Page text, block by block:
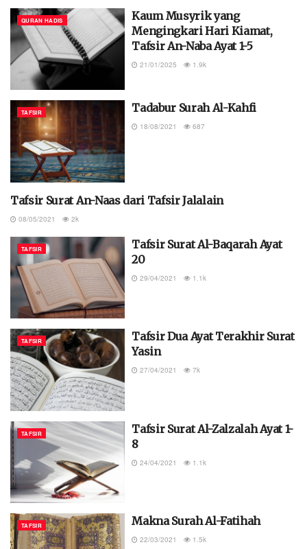
QURAN HADIS
Kaum Musyrik yang
Mengingkari Hari Kiamat,
Tafsir An-Naba Ayat 1-5
21/01/2025 1.9k
TAFSIR Tadabur Surah Al-Kahfi
18/08/2021 687
TAFSIR
Tafsir Surat An-Naas dari Tafsir Jalalain
08/05/2021 2k
TAFSIR
Tafsir Surat Al-Baqarah Ayat
20
29/04/2021 1.1k
TAFSIR
Tafsir Dua Ayat Terakhir Surat
Yasin
27/04/2021 7k
TAFSIR
Tafsir Surat Al-Zalzalah Ayat 1-
8
24/04/2021 1.1k
TAFSIR Makna Surah Al-Fatihah
22/03/2021 1.5k